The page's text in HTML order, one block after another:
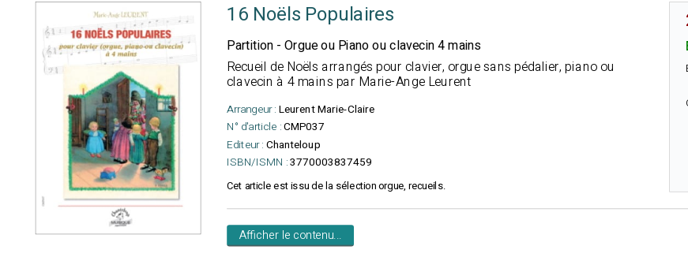
16 Noëls Populaires
Partition - Orgue ou Piano ou clavecin 4 mains
Recueil de Noëls arrangés pour clavier, orgue sans pédalier, piano ou
clavecin à 4 mains par Marie-Ange Leurent
Arrangeur : Leurent Marie-Claire
N° d'article :CMP037
Editeur :Chanteloup
ISBN/ISMN :3770003837459
Cet article est issu de la sélection orgue, recueils.
Afficher le contenu...